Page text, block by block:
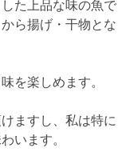
た上品な味の魚で
ら揚げ・干物とな
を楽しめます。
ますし、私は特に
います。